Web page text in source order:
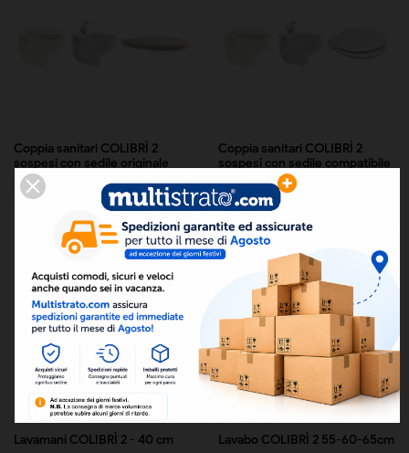
Coppia sanitari COLIBRÌ 2
sospesi con sedile originale
Bidet con foro singolo per
rubinetteria monoforo. Sedile in...
Coppia sanitari COLIBRÌ 2
sospesi con sedile compatibile
Bidet con foro singolo per
rubinetteria monoforo. Sedile in...
211,82 €
Lavamani COLIBRÌ 2 - 40 cm Lavabo COLIBRÌ 2 55-60-65cm